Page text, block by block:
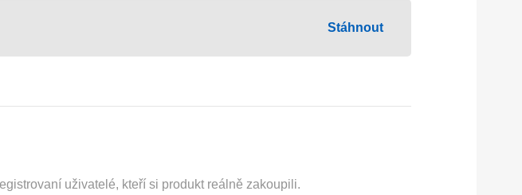
Stáhnout
uživatelé, kteří si produkt reálně zakoupili.